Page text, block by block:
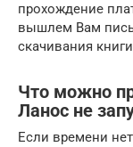
прохождение
вышлем Вам
скачивания
Что можно
Ланос не
Если времени